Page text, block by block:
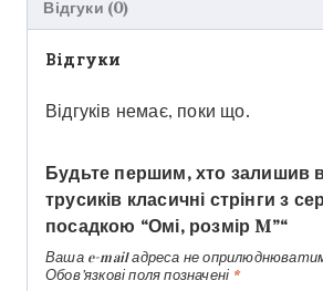
Відгуки (0)
Відгуки
Відгуків немає, поки що.
Будьте першим, хто залишив
трусиків класичні стрінги з
посадкою “Омі, розмір M”“
Ваша e-mail адреса не
Обов’язкові поля позначені *